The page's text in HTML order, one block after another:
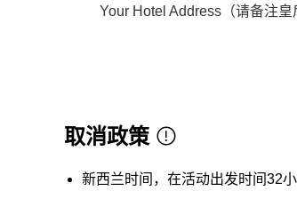
Your Hotel Address（请备注皇
取消政策
新西兰时间，在活动出发时间32